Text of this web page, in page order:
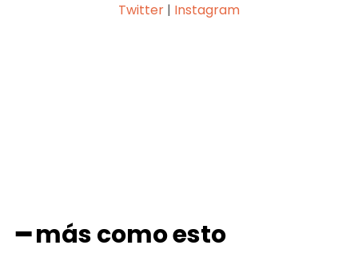
Twitter | Instagram
━ más como esto